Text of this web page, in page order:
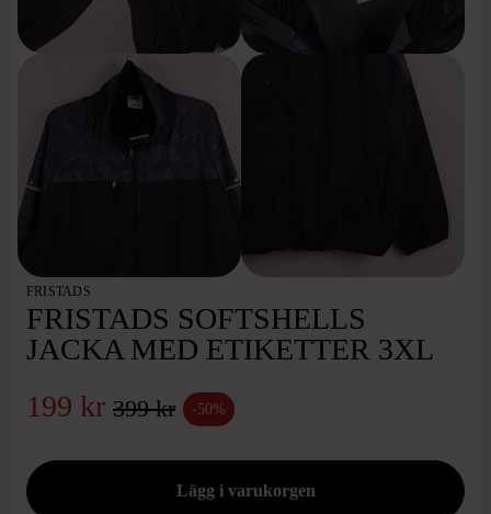
FRISTADS
FRISTADS SOFTSHELLS
JACKA MED ETIKETTER 3XL
199 kr 399 kr -50%